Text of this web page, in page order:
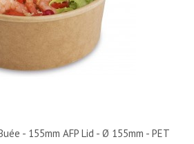
- 155mm AFP Lid - Ø 155mm - PET